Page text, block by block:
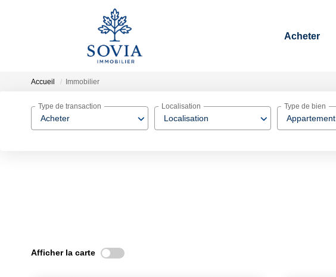
Acheter
Accueil Immobilier
Acheter
Type de transaction
Localisation
Localisation
Appartement
Type de bien
Afficher la carte